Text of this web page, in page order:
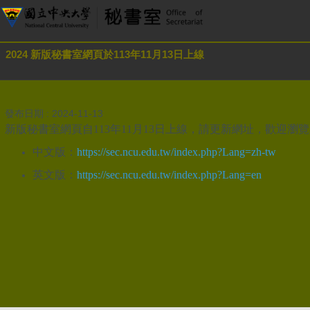
2024 新版秘書室網頁於113年11月13日上線
發布日期 : 2024-11-13
新版秘書室網頁自113年11月13日上線，請更新網址，歡迎瀏覽
中文版： https://sec.ncu.edu.tw/index.php?Lang=zh-tw
英文版： https://sec.ncu.edu.tw/index.php?Lang=en